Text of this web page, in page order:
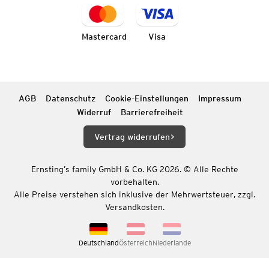
Mastercard Visa
AGB Datenschutz Cookie-Einstellungen
Impressum
Widerruf
Barrierefreiheit
Vertrag widerrufen
Ernsting’s family GmbH & Co. KG 2026. © Alle Rechte
vorbehalten.
Alle Preise verstehen sich inklusive der Mehrwertsteuer, zzgl.
Versandkosten.
DeutschlandÖsterreichNiederlande